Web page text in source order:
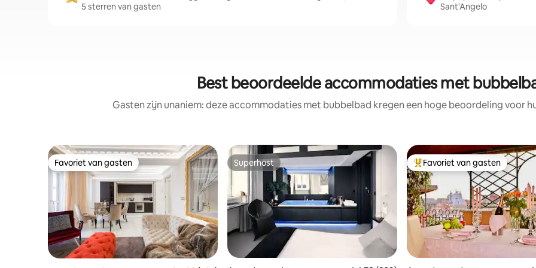
5 sterren van gasten
Sant'Angelo
Best beoordeelde accommodaties met
Gasten zijn unaniem: deze accommodaties met bubbelbad kregen een hoge beoordeling voor
Favoriet van gasten
Favoriet van gasten Superhost
Superhost Topfavoriet van gasten
Favoriet van gasten